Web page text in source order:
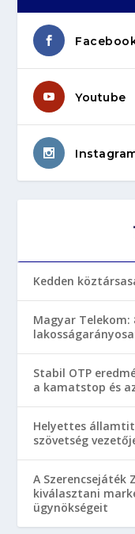
Youtube
Kedden
Magyar Telekom:
Stabil OTP
a kamatstop és
Helyettes
szövetség
A
kiválasztani
ügynökségeit